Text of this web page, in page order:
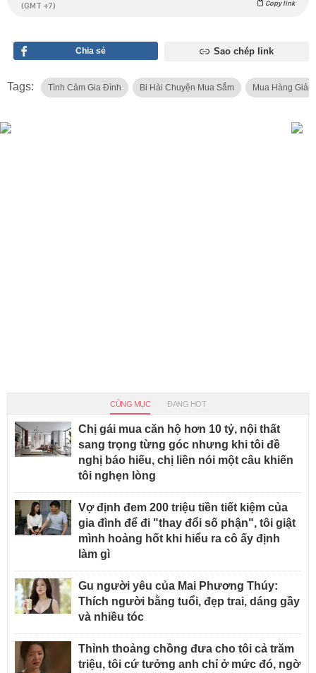
(GMT +7) Copy link
Chia sẻ Sao chép link
Tags: Tình Cảm Gia Đình Bi Hài Chuyện Mua Sắm Mua Hàng
CÙNG MỤC ĐANG HOT
Chị gái mua căn hộ hơn 10 tỷ, nội thất
sang trọng từng góc nhưng khi tôi đề
nghị báo hiếu, chị liền nói một câu khiến
tôi nghẹn lòng
Vợ định đem 200 triệu tiền tiết kiệm của
gia đình để đi "thay đổi số phận", tôi giật
mình hoảng hốt khi hiểu ra cô ấy định
làm gì
Gu người yêu của Mai Phương Thúy:
Thích người bằng tuổi, đẹp trai, dáng gầy
và nhiều tóc
Thỉnh thoảng chồng đưa cho tôi cả trăm
triệu, tôi cứ tưởng anh chỉ ở mức đó, ngờ